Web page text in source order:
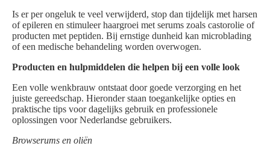
Is er per ongeluk te veel verwijderd, stop dan tijdelijk met harsen
of epileren en stimuleer haargroei met serums zoals castorolie of
producten met peptiden. Bij ernstige dunheid kan microblading
of een medische behandeling worden overwogen.
Producten en hulpmiddelen die helpen bij een volle look
Een volle wenkbrauw ontstaat door goede verzorging en het
juiste gereedschap. Hieronder staan toegankelijke opties en
praktische tips voor dagelijks gebruik en professionele
oplossingen voor Nederlandse gebruikers.
Browserums en oliën